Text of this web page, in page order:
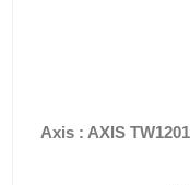
Axis : AXIS